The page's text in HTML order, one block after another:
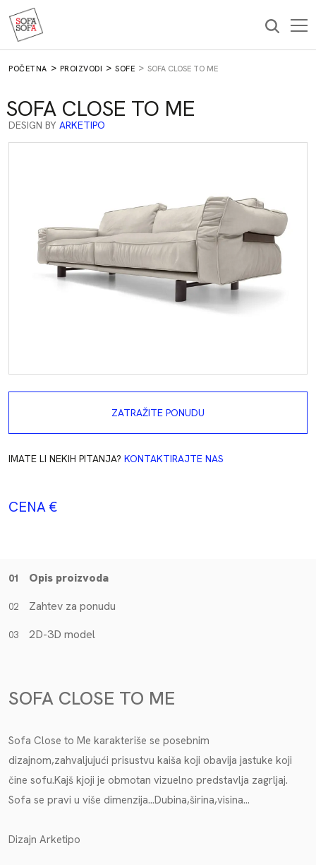
POČETNA PROIZVODI SOFE SOFA CLOSE TO ME
SOFA CLOSE TO ME
DESIGN BY ARKETIPO
ZATRAŽITE PONUDU
IMATE LI NEKIH PITANJA? KONTAKTIRAJTE NAS
CENA €
01 Opis proizvoda
02 Zahtev za ponudu
03 2D-3D model
SOFA CLOSE TO ME
Sofa Close to Me karakteriše se posebnim
dizajnom,zahvaljujući prisustvu kaiša koji obavija jastuke koji
čine sofu.Kajš kjoji je obmotan vizuelno predstavlja zagrljaj.
Sofa se pravi u više dimenzija…Dubina,širina,visina…
Dizajn Arketipo
odjavu u našem biltenu. Bilten se šalje u skladu sa našom